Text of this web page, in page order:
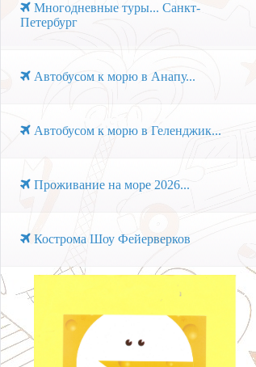
Многодневные туры... Санкт-
Петербург
Автобусом к морю в Анапу...
Автобусом к морю в Геленджик...
Проживание на море 2026...
Кострома Шоу Фейерверков